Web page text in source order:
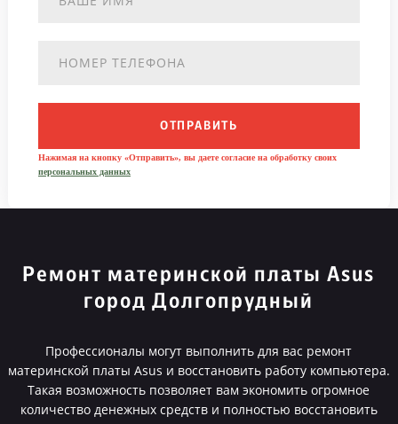
ОТПРАВИТЬ
Нажимая на кнопку «Отправить», вы даете согласие на обработку своих
персональных данных
Ремонт материнской платы Asus
город Долгопрудный
Профессионалы могут выполнить для вас ремонт
материнской платы Asus и восстановить работу компьютера.
Такая возможность позволяет вам экономить огромное
количество денежных средств и полностью восстановить